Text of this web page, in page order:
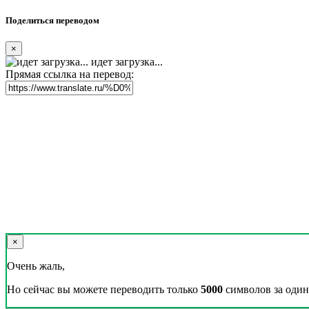
Поделиться переводом
×
идет загрузка...
Прямая ссылка на перевод:
×
Очень жаль,
Но сейчас вы можете переводить только 5000 символов за